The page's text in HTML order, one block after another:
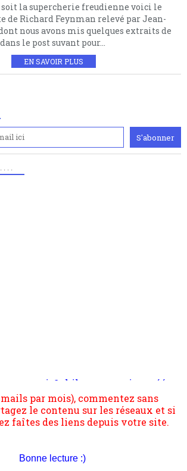
soit la supercherie freudienne voici le
de Richard Feynman relevé par Jean-
nous avons mis quelques extraits de
le post suvant pour...
EN SAVOIR PLUS
. . .
anti-CPE, a rendu compte de
l'expérimentation à Paris 8. Il
de rendre compte d'une
les paradigmes philosophiques
du Dehors ou du Surpli, omme la
basculé d'emblée dans la modernité
la plupart des impasses
le contenu sur les réseaux et si
faîtes des liens depuis votre site.
Bonne lecture :)